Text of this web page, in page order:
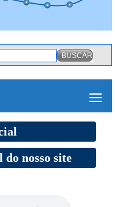
nosso site